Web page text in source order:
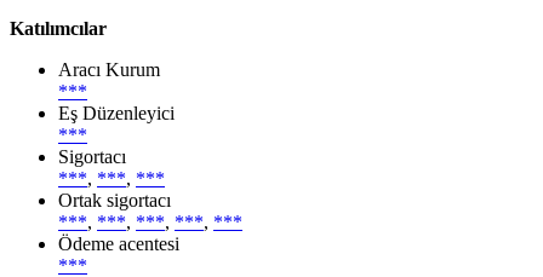
Katılımcılar
Aracı Kurum
***
Eş Düzenleyici
***
Sigortacı
***, ***, ***
Ortak sigortacı
***, ***, ***, ***, ***
Ödeme acentesi
***